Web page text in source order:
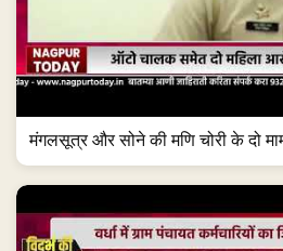
मंगलसूत्र और सोने की मणि चोरी के दो